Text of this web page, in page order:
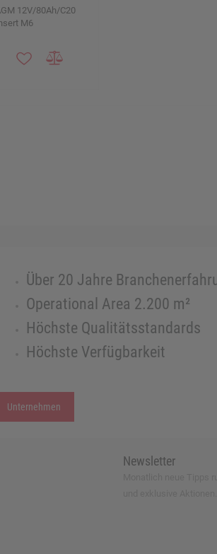
12V/80Ah/C20
M6
Über 20 Jahre
Operational Area 2.200 m²
Höchste Qualitätsstandards
Höchste Verfügbarkeit
Unternehmen
Newsletter